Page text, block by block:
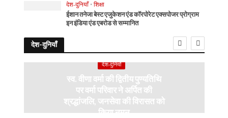
देश-दुनियाँ • शिक्षा
ईशान तनेजा बेस्ट एजुकेशन एंड कॉरपोरेट एक्सपोजर प्रोग्राम
इन इंडिया एंड एबरोड से सम्मानित
देश-दुनियाँ
देश-दुनियाँ
स्व. वीणा वर्मा की द्वितीय पुण्यतिथि
पर वर्मा परिवार ने अर्पित की
श्रद्धांजलि, जनसेवा की विरासत को
किया नमन